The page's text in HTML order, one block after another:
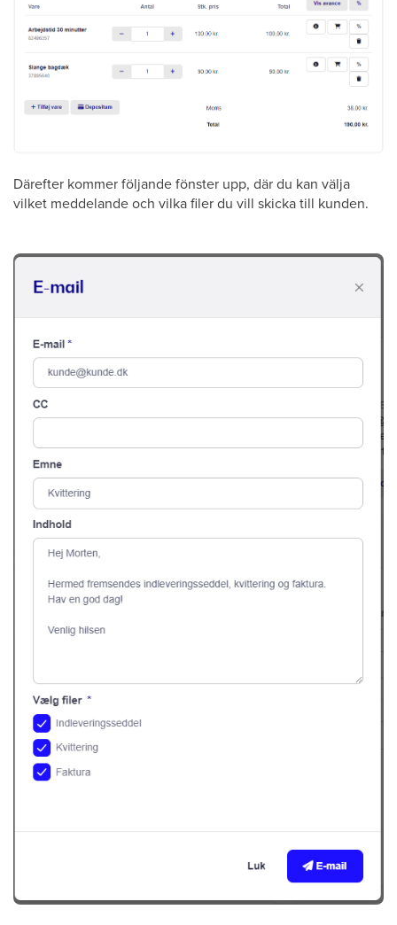
Därefter kommer följande fönster upp, där du kan välja
vilket meddelande och vilka filer du vill skicka till kunden.